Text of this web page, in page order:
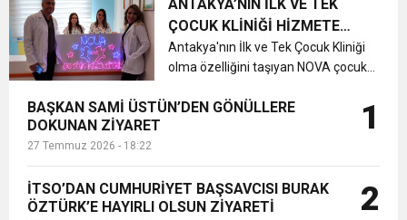
Engelliler Günü kapsamında
açıklamada bulundu....
ANTAKYA’NIN İLK VE TEK
ÇOCUK KLİNİĞİ HİZMETE
BAŞLADI
Antakya'nın İlk ve Tek Çocuk Kliniği
olma özelliğini taşıyan NOVA çocuk
BAŞKAN SAMİ ÜSTÜN’DEN GÖNÜLLERE
DOKUNAN ZİYARET
27 Temmuz 2026 - 18:22
1
İTSO’DAN CUMHURİYET BAŞSAVCISI BURAK
ÖZTÜRK’E HAYIRLI OLSUN ZİYARETİ
2